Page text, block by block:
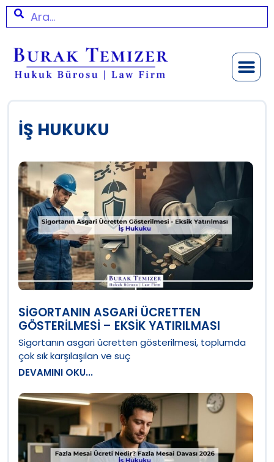
İŞ HUKUKU
SIGORTANIN ASGARI ÜCRETTEN
GÖSTERILMESI – EKSIK YATIRILMASI
Sigortanın asgari ücretten gösterilmesi, toplumda
çok sık karşılaşılan ve suç
DEVAMINI OKU...